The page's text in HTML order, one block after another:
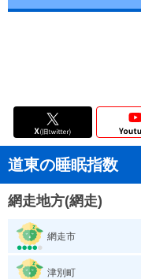
道東の睡眠指数
網走地方(網走)
網走市
津別町